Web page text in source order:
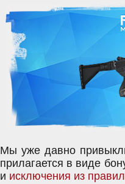
Мы уже давно
прилагается в виде
и исключения из правил